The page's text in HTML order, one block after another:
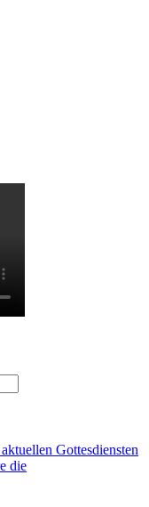
Gottesdiensten
die